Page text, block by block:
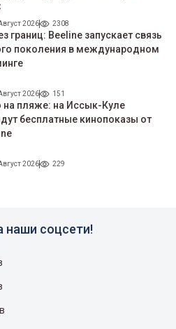
2026 2308
границ: Beeline запускает связь
поколения в международном
2026 151
на пляже: на Иссык-Куле
беcплатные кинопоказы от
2026 229
наши соцсети!